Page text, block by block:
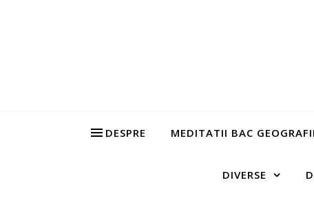
DESPRE MEDITATII BAC
DIVERSE